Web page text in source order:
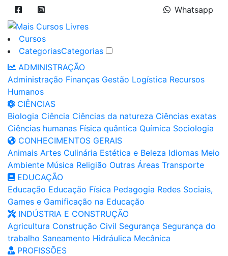
Whatsapp
Cursos
CategoriasCategorias
ADMINISTRAÇÃO
Administração Finanças Gestão Logística Recursos
Humanos
CIÊNCIAS
Biologia Ciência Ciências da natureza Ciências exatas
Ciências humanas Física quântica Química Sociologia
CONHECIMENTOS GERAIS
Animais Artes Culinária Estética e Beleza Idiomas Meio
Ambiente Música Religião Outras Áreas Transporte
EDUCAÇÃO
Educação Educação Física Pedagogia Redes Sociais,
Games e Gamificação na Educação
INDÚSTRIA E CONSTRUÇÃO
Agricultura Construção Civil Segurança Segurança do
trabalho Saneamento Hidráulica Mecânica
PROFISSÕES